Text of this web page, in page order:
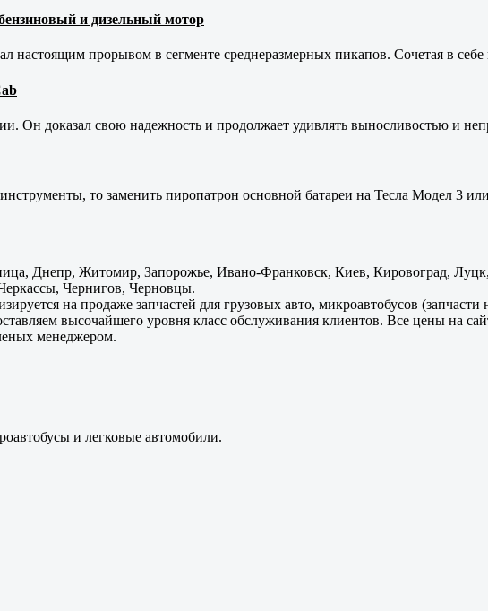
и дизельный мотор
настоящим прорывом в сегменте среднеразмерных пикапов. Сочетая в себе
Он доказал свою надежность и продолжает удивлять выносливостью и
то заменить пиропатрон основной батареи на Тесла Модел 3
Днепр, Житомир, Запорожье, Ивано-Франковск, Киев, Кировоград,
Чернигов, Черновцы.
на продаже запчастей для грузовых авто, микроавтобусов
высочайшего уровня класс обслуживания клиентов. Все цены на
менеджером.
и легковые автомобили.